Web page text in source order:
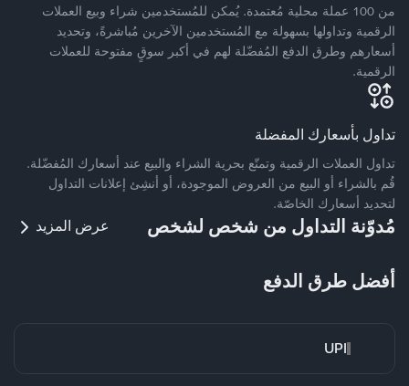
من 100 عملة محلية مُعتمدة. يُمكن للمُستخدمين شراء وبيع العملات
الرقمية وتداولها بسهولة مع المُستخدمين الآخرين مُباشرةً، وتحديد
أسعارهم وطرق الدفع المُفضّلة لهم في أكبر سوقٍ مفتوحة للعملات
الرقمية.
تداول بأسعارك المفضلة
تداول العملات الرقمية وتمتّع بحرية الشراء والبيع عند أسعارك المُفضّلة.
قُم بالشراء أو البيع من العروض الموجودة، أو أنشِئ إعلانات التداول
لتحديد أسعارك الخاصّة.
مُدوّنة التداول من شخص لشخص عرض المزيد
أفضل طرق الدفع
UPI